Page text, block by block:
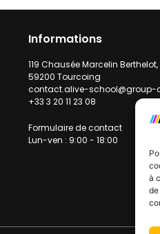
à
Informations
119 Chausée Marcelin Berthelot,
59200 Tourcoing
contact.alive-school@group-
+33 3 20 11 23 08
Formulaire de contact
Lun-ven : 9:00 - 18:00